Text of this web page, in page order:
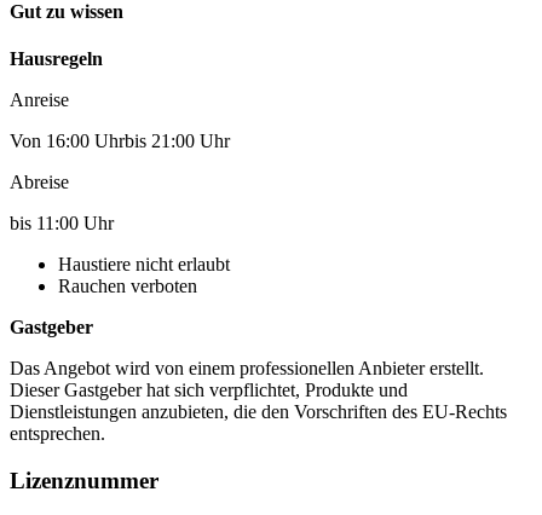
Gut zu wissen
Hausregeln
Anreise
Von 16:00 Uhrbis 21:00 Uhr
Abreise
bis 11:00 Uhr
Haustiere nicht erlaubt
Rauchen verboten
Gastgeber
Das Angebot wird von einem professionellen Anbieter erstellt.
Dieser Gastgeber hat sich verpflichtet, Produkte und
Dienstleistungen anzubieten, die den Vorschriften des EU-Rechts
entsprechen.
Lizenznummer